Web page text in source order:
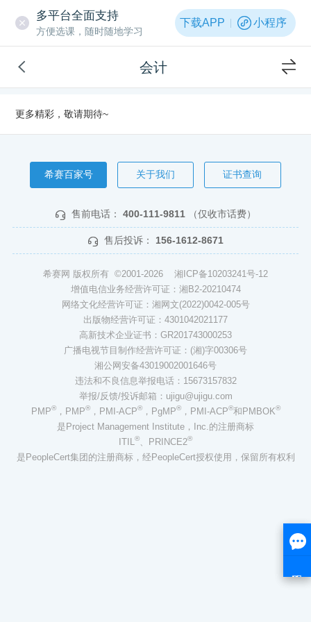
多平台全面支持
方便选课，随时随地学习
下载APP 小程序
会计
更多精彩，敬请期待~
希赛百家号 关于我们 证书查询
售前电话： 400-111-9811 （仅收市话费）
售后投诉： 156-1612-8671
希赛网 版权所有 ©2001-2026 湘ICP备10203241号-12
增值电信业务经营许可证：湘B2-20210474
网络文化经营许可证：湘网文(2022)0042-005号
出版物经营许可证：4301042021177
高新技术企业证书：GR201743000253
广播电视节目制作经营许可证：(湘)字00306号
湘公网安备43019002001646号
违法和不良信息举报电话：15673157832
举报/反馈/投诉邮箱：ujigu@ujigu.com
PMP®，PMP®，PMI-ACP®，PgMP®，PMI-ACP®和PMBOK®
是Project Management Institute，Inc.的注册商标
ITIL®、PRINCE2®
是PeopleCert集团的注册商标，经PeopleCert授权使用，保留所有权利